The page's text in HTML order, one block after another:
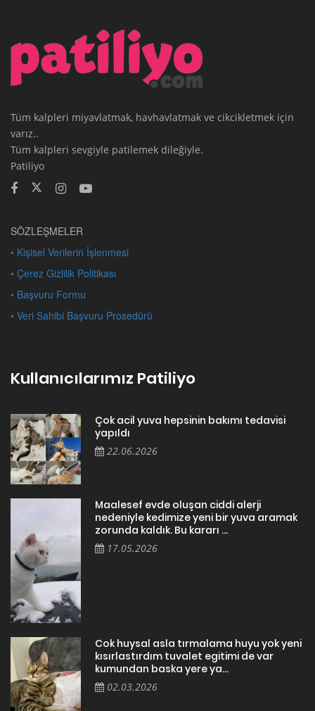
Tüm kalpleri miyavlatmak, havhavlatmak ve cikcikletmek için
varız..
Tüm kalpleri sevgiyle patilemek dileğiyle.
Patiliyo
SÖZLEŞMELER
• Kişisel Verilerin İşlenmesi
• Çerez Gizlilik Politikası
• Başvuru Formu
• Veri Sahibi Başvuru Prosedürü
Kullanıcılarımız Patiliyo
Çok acil yuva hepsinin bakımı tedavisi
yapıldı
22.06.2026
Maalesef evde oluşan ciddi alerji
nedeniyle kedimize yeni bir yuva aramak
zorunda kaldık. Bu kararı ...
17.05.2026
Cok huysal asla tırmalama huyu yok yeni
kısırlastırdım tuvalet egitimi de var
kumundan baska yere ya...
02.03.2026